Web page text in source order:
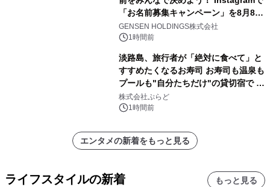
「お名前募集キャンペーン」を8月8日
(土)より開催
GENSEN HOLDINGS株式会社
1時間前
淡路島、旅行者が「絶対に食べて」と
すすめたくなるお寿司 お寿司も温泉も
プールも"自分たちだけ"の貸切宿で 1
日1組限定「岩屋温泉 絵島別庭 海と
森」の握り寿司プラン
株式会社ぷらど
1時間前
エンタメの新着をもっと見る
ライフスタイルの新着 もっと見る